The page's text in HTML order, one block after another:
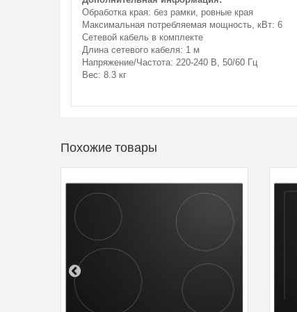
Обработка края: без рамки, ровные края
Максимальная потребляемая мощность, кВт: 6
Сетевой кабель в комплекте
Длина сетевого кабеля: 1 м
Напряжение/Частота: 220-240 В, 50/60 Гц
Вес: 8.3 кг
Похожие товары